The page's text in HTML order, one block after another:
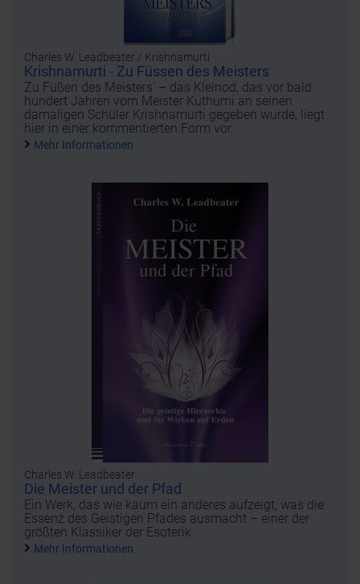
Charles W. Leadbeater / Krishnamurti
Krishnamurti - Zu Füssen des Meisters
Zu Füßen des Meisters‘ – das Kleinod, das vor bald
hundert Jahren vom Meister Kuthumi an seinen
damaligen Schüler Krishnamurti gegeben wurde, liegt
hier in einer kommentierten Form vor.
Mehr Informationen
Charles W. Leadbeater
Die Meister und der Pfad
Ein Werk, das wie kaum ein anderes aufzeigt, was die
Essenz des Geistigen Pfades ausmacht – einer der
größten Klassiker der Esoterik.
Mehr Informationen